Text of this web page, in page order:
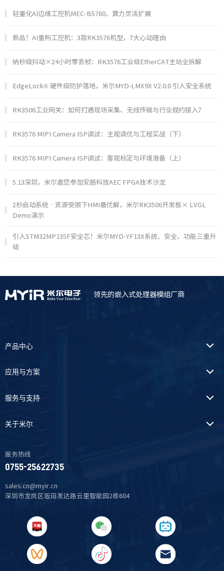
轻量化AI边缘工控机MEC-B5760，算力灵活扩展
新品！AI重构工控机：3款RK3576机型，7大心动理由
纳秒级抖动×24小时零丢帧：RK3576工业级EtherCAT主站全拆解
EdgeLock® 硬件级防护落地，米尔MYD‑LMX9X V2.0.0 引入安全系统
RK3506工业网关：如何打通现场采集、无线传输与行业规约接入？
RK3576 MIPI Camera ISP调试：主观调优与工程实战（下）
RK3576 MIPI Camera ISP调试：客观标定与环境准备（上）
5.13深圳，米尔邀您参加安路科技AEC FPGA技术沙龙
2秒启动系统 · 资源受限下HMI最优解，米尔RK3506开发板× LVGL
Demo演示
引入STM32MP135F安全芯！米尔MYD-YF13X系统、安全、功能三重升
级
领先的嵌入式处理器模组厂商
产品中心
应用与方案
服务与支持
关于米尔
服务热线
0755-25622735
sales.cn@myir.cn
深圳市龙岗区坂田发达路云里智能园2栋604